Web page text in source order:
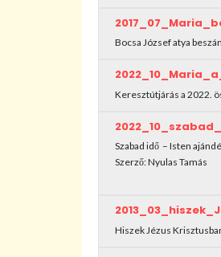
Bocsa József atya
Keresztútjárás a 2022.
Szabad idő – Isten
Szerző: Nyulas Tamás
Hiszek Jézus